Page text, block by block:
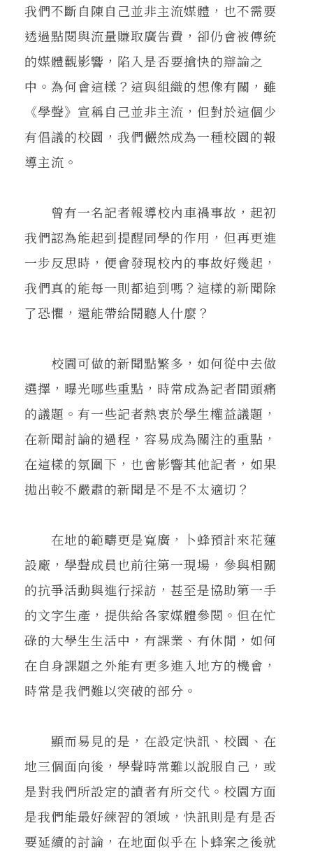
我們不斷自陳自己並非主流媒體，也不需要
透過點閱與流量賺取廣告費，卻仍會被傳統
的媒體觀影響，陷入是否要搶快的辯論之
中。為何會這樣？這與組織的想像有關，雖
《學聲》宣稱自己並非主流，但對於這個少
有倡議的校園，我們儼然成為一種校園的報
導主流。
曾有一名記者報導校內車禍事故，起初
我們認為能起到提醒同學的作用，但再更進
一步反思時，便會發現校內的事故好幾起，
我們真的能每一則都追到嗎？這樣的新聞除
了恐懼，還能帶給閱聽人什麼？
校園可做的新聞點繁多，如何從中去做
選擇，曝光哪些重點，時常成為記者間頭痛
的議題。有一些記者熱衷於學生權益議題，
在新聞討論的過程，容易成為關注的重點，
在這樣的氛圍下，也會影響其他記者，如果
拋出較不嚴肅的新聞是不是不太適切？
在地的範疇更是寬廣，卜蜂預計來花蓮
設廠，學聲成員也前往第一現場，參與相關
的抗爭活動與進行採訪，甚至是協助第一手
的文字生產，提供給各家媒體參閱。但在忙
碌的大學生生活中，有課業、有休閒，如何
在自身課題之外能有更多進入地方的機會，
時常是我們難以突破的部分。
顯而易見的是，在設定快訊、校園、在
地三個面向後，學聲時常難以說服自己，或
是對我們所設定的讀者有所交代。校園方面
是我們能最好練習的領域，快訊則是有是否
要延續的討論，在地面似乎在卜蜂案之後就